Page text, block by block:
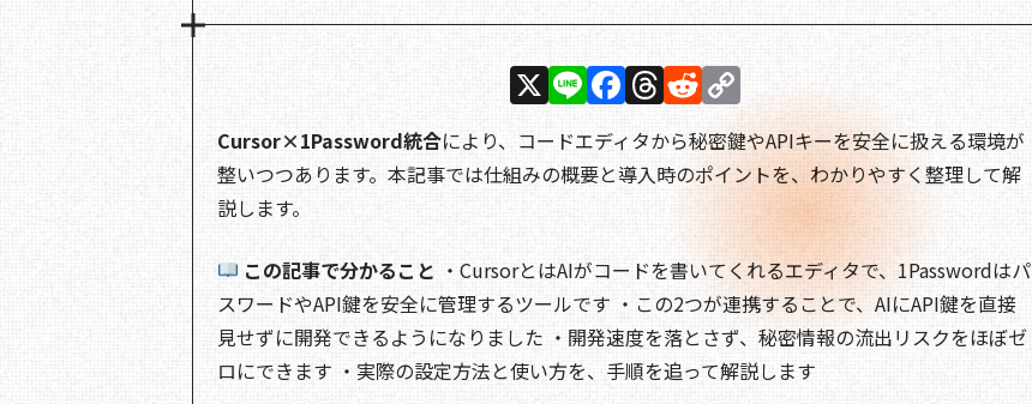
X Li
n
e
F
a
c
e
o
o
k
T
h
re
a
s
R
e
d
di
C
o
p
y
n
k
Cursor×1Password統合により、コードエディタから秘密鍵やAPIキーを安全に扱える環境が
整いつつあります。本記事では仕組みの概要と導入時のポイントを、わかりやすく整理して解
説します。
この記事で分かること ・CursorとはAIがコードを書いてくれるエディタで、1Passwordはパ
スワードやAPI鍵を安全に管理するツールです ・この2つが連携することで、AIにAPI鍵を直接
見せずに開発できるようになりました ・開発速度を落とさず、秘密情報の流出リスクをほぼゼ
ロにできます ・実際の設定方法と使い方を、手順を追って解説します